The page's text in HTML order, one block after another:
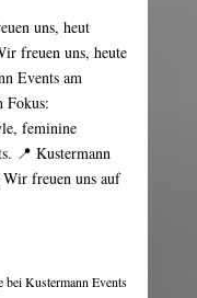
uns, heut
bei Kustermann Events